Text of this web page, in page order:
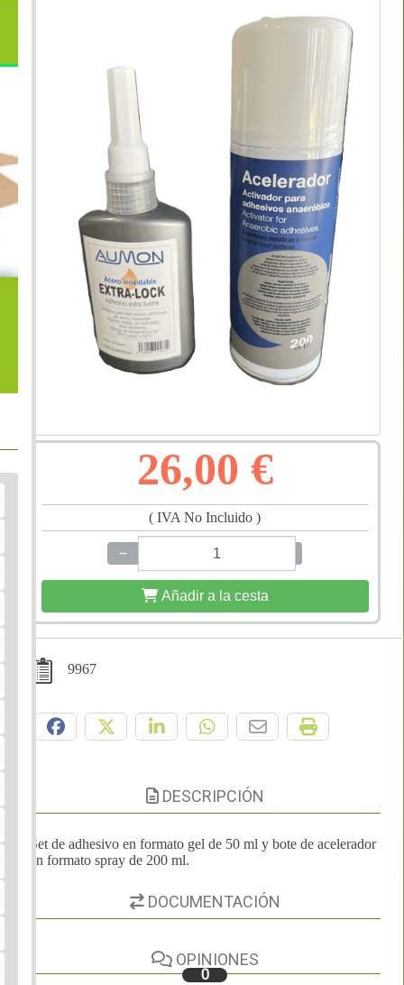
26,00 €
( IVA No Incluido )
−
Añadir a la cesta
9967
DESCRIPCIÓN
Set de adhesivo en formato gel de 50 ml y bote de acelerador
en formato spray de 200 ml.
DOCUMENTACIÓN
OPINIONES
0